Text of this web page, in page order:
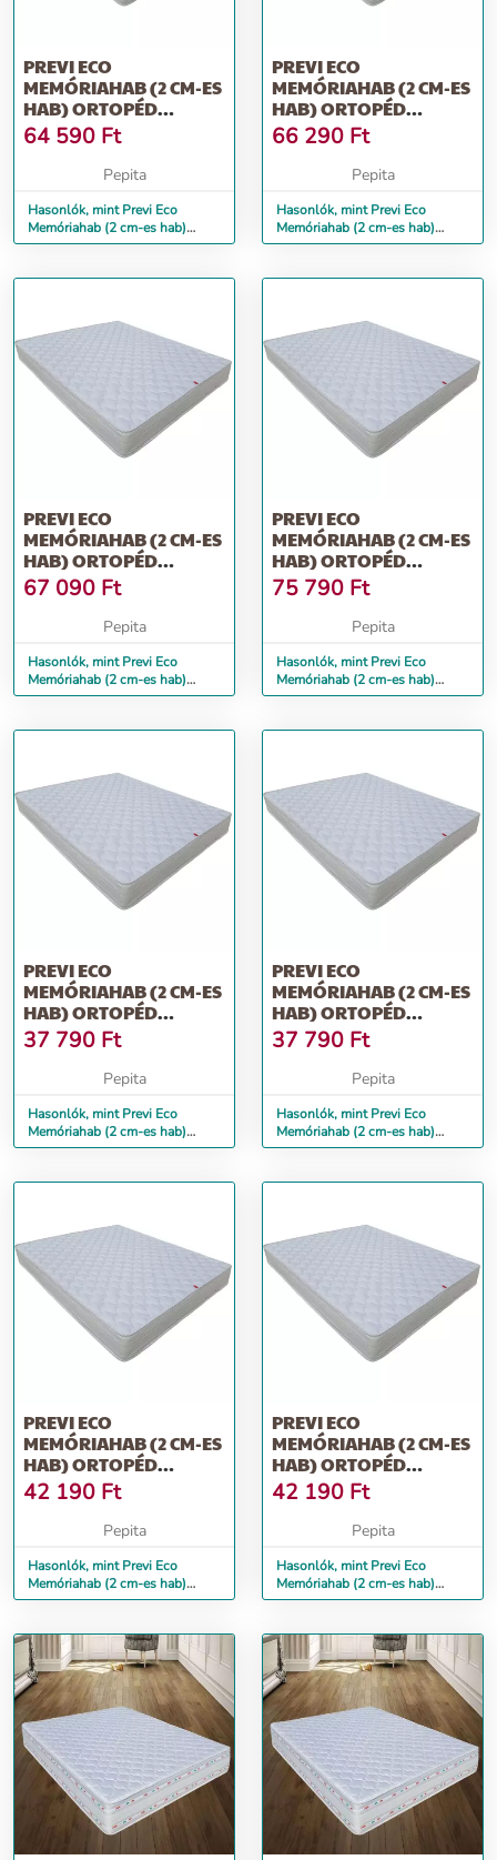
PREVI ECO
MEMÓRIAHAB (2 CM-ES
HAB) ORTOPÉD
MATRAC, 120 X 200 CM
64 590 Ft
Pepita
Hasonlók, mint Previ Eco
Memóriahab (2 cm-es hab)
ortopéd matrac, 120 x 200 cm
PREVI ECO
MEMÓRIAHAB (2 CM-ES
HAB) ORTOPÉD
MATRAC, 140 X 200 CM
66 290 Ft
Pepita
Hasonlók, mint Previ Eco
Memóriahab (2 cm-es hab)
ortopéd matrac, 140 x 200 cm
PREVI ECO
MEMÓRIAHAB (2 CM-ES
HAB) ORTOPÉD
MATRAC, 160 X 200 CM
67 090 Ft
Pepita
Hasonlók, mint Previ Eco
Memóriahab (2 cm-es hab)
ortopéd matrac, 160 x 200 cm
PREVI ECO
MEMÓRIAHAB (2 CM-ES
HAB) ORTOPÉD
MATRAC, 180 X 200 CM
75 790 Ft
Pepita
Hasonlók, mint Previ Eco
Memóriahab (2 cm-es hab)
ortopéd matrac, 180 x 200 cm
PREVI ECO
MEMÓRIAHAB (2 CM-ES
HAB) ORTOPÉD
MATRAC, 80 X 190 CM
37 790 Ft
Pepita
Hasonlók, mint Previ Eco
Memóriahab (2 cm-es hab)
ortopéd matrac, 80 x 190 cm
PREVI ECO
MEMÓRIAHAB (2 CM-ES
HAB) ORTOPÉD
MATRAC, 80 X 200 CM
37 790 Ft
Pepita
Hasonlók, mint Previ Eco
Memóriahab (2 cm-es hab)
ortopéd matrac, 80 x 200 cm
PREVI ECO
MEMÓRIAHAB (2 CM-ES
HAB) ORTOPÉD
MATRAC, 90 X 190 CM
42 190 Ft
Pepita
Hasonlók, mint Previ Eco
Memóriahab (2 cm-es hab)
ortopéd matrac, 90 x 190 cm
PREVI ECO
MEMÓRIAHAB (2 CM-ES
HAB) ORTOPÉD
MATRAC, 90 X 200 CM
42 190 Ft
Pepita
Hasonlók, mint Previ Eco
Memóriahab (2 cm-es hab)
ortopéd matrac, 90 x 200 cm